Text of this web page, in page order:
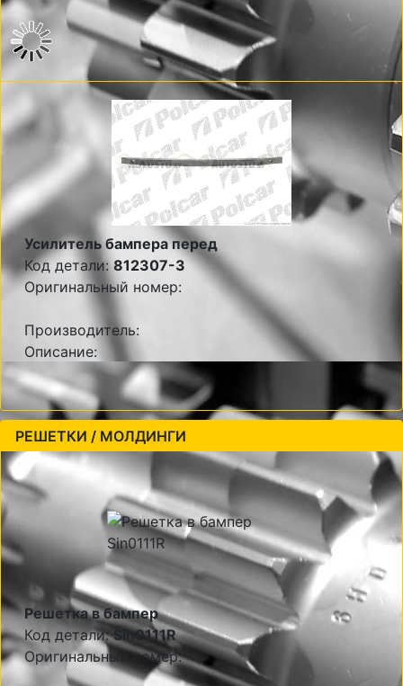
Усилитель бампера перед
Код детали: 812307-3
Оригинальный номер:
Производитель:
Описание:
РЕШЕТКИ / МОЛДИНГИ
Решетка в бампер
Код детали:Sin0111R
Оригинальный номер: